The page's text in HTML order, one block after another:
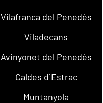
Vilafranca del Penedès
Viladecans
Avinyonet del Penedès
Caldes d´Estrac
Muntanyola